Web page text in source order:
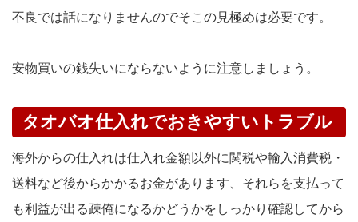
不良では話になりませんのでそこの見極めは必要です。
安物買いの銭失いにならないように注意しましょう。
タオバオ仕入れでおきやすいトラブル
海外からの仕入れは仕入れ金額以外に関税や輸入消費税・
送料など後からかかるお金があります、それらを支払って
も利益が出る疎俺になるかどうかをしっかり確認してから